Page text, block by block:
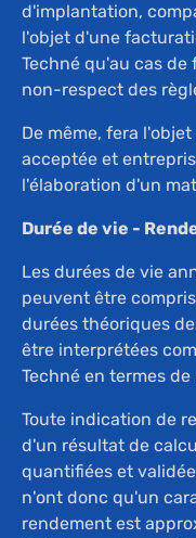
d'implantation,
l'objet d'une
Techné qu'au cas
non-respect des
De même, fera
acceptée et
l'élaboration d'un
Durée de vie -
Les durées de vie
peuvent être
durées théoriques
être interprétées
Techné en termes
Toute indication de
d'un résultat de
quantifiées et
n'ont donc qu'un
rendement est